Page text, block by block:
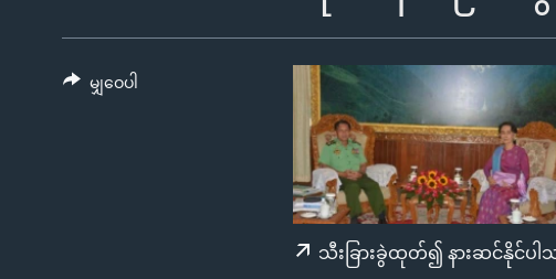
မကြေးမုံရဲ့ အင်္ဂလိပ်စာ
ရေဒီယို
ရေဒီယိုနှင့်ရုပ်သံ အချက်အလက်များ
သီးခြားခွဲထုတ်၍ နားဆင်နိုင်ပါ
မျှဝေပါ